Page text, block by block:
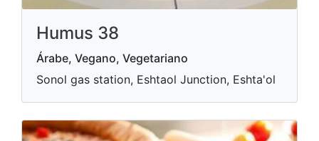
Humus 38
Árabe, Vegano, Vegetariano
Sonol gas station, Eshtaol Junction, Eshta'ol